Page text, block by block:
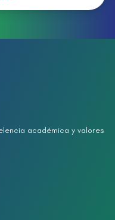
académica y valores